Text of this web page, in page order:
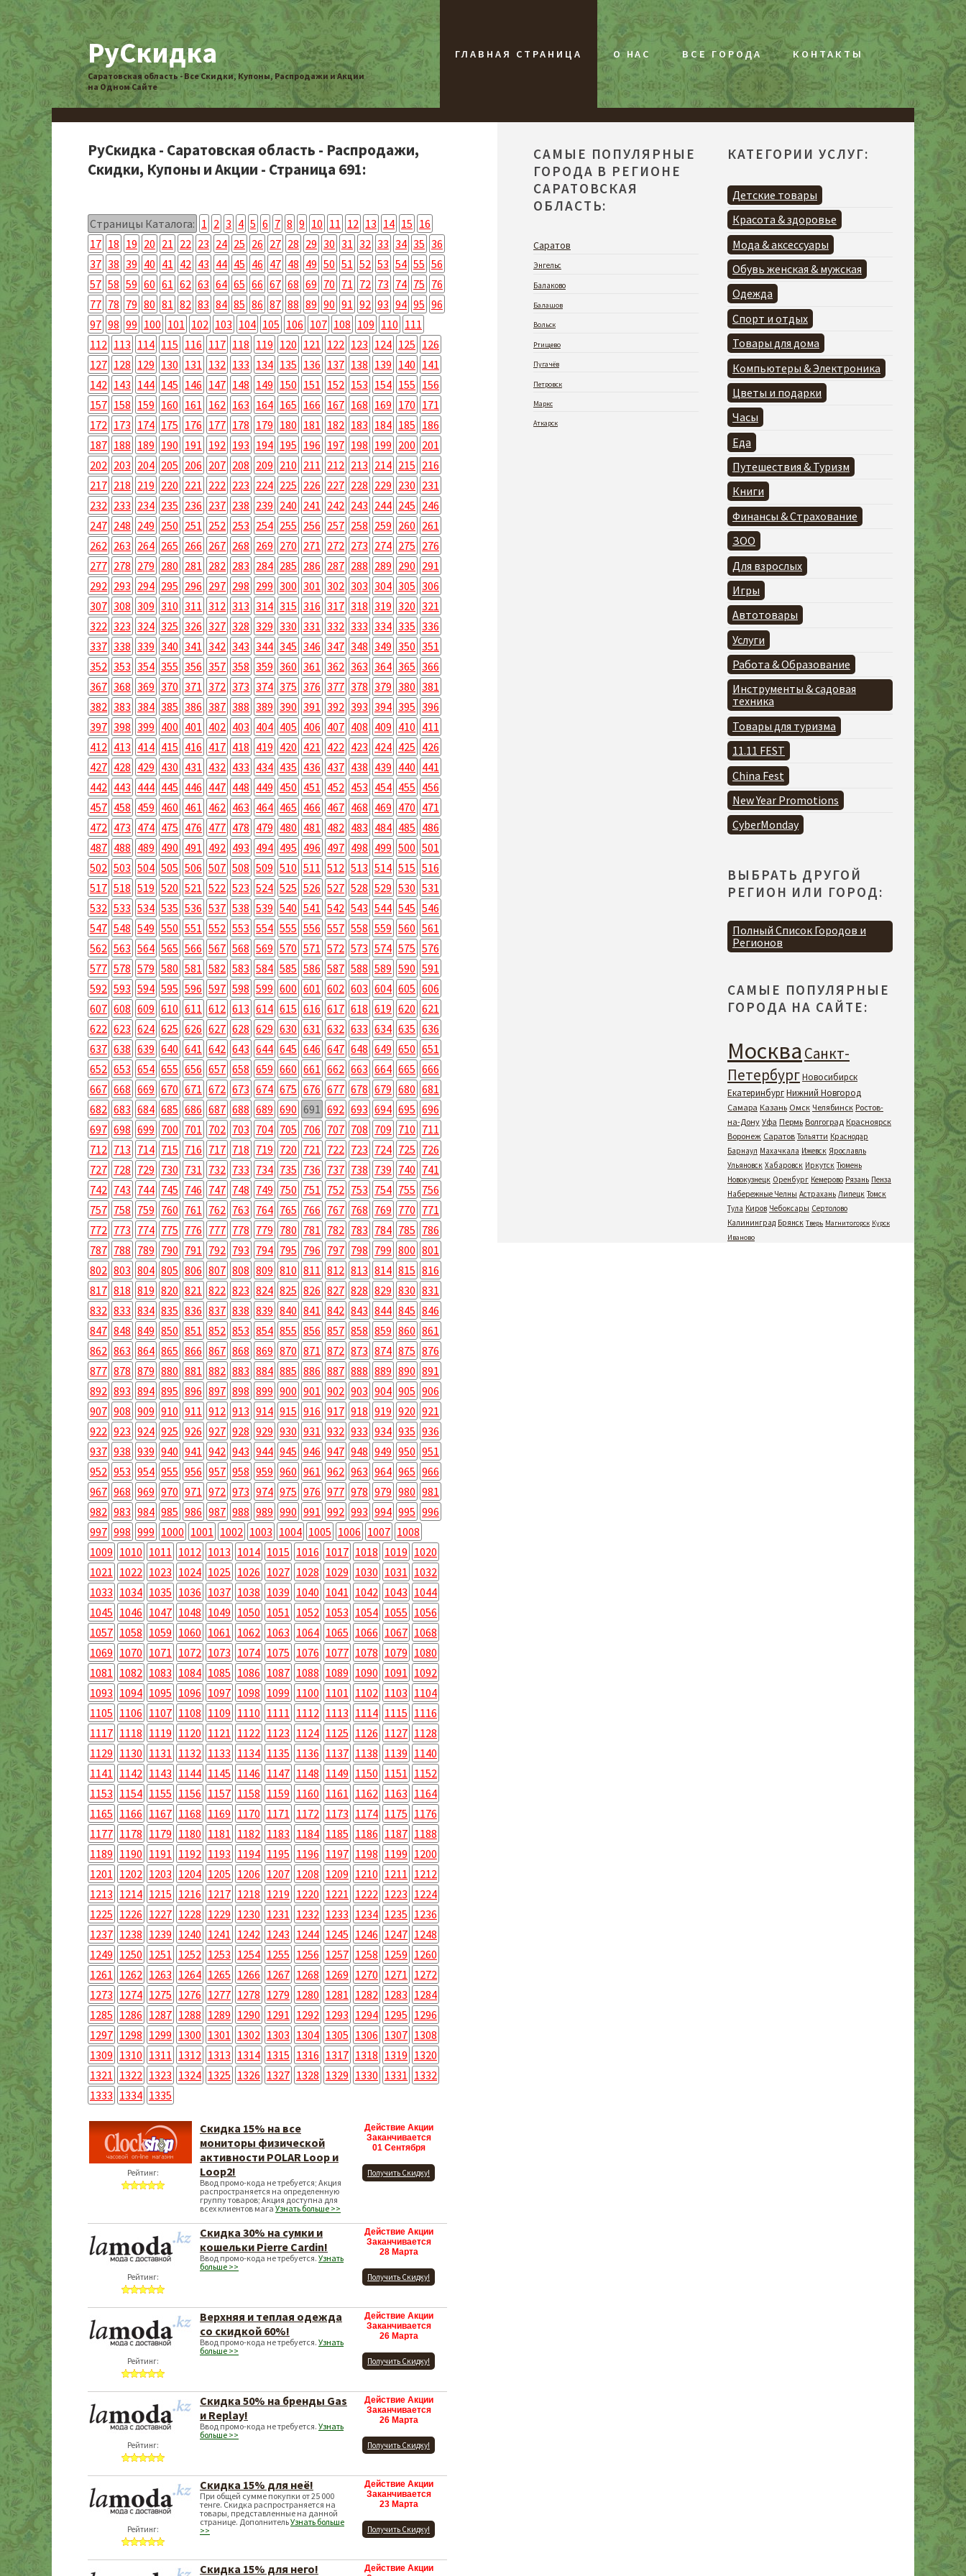
РуСкидка
Саратовская область - Все Скидки, Купоны, Распродажи и Акции
на Одном Сайте
ГЛАВНАЯ СТРАНИЦА О НАС ВСЕ ГОРОДА КОНТАКТЫ
РуСкидка - Саратовская область - Распродажи,
Скидки, Купоны и Акции - Страница 691:
Страницы Каталога: 1 2 3 4 5 6 7 8 9 10 11 12 13 14 15 16
17 18 19 20 21 22 23 24 25 26 27 28 29 30 31 32 33 34 35 36
37 38 39 40 41 42 43 44 45 46 47 48 49 50 51 52 53 54 55 56
57 58 59 60 61 62 63 64 65 66 67 68 69 70 71 72 73 74 75 76
77 78 79 80 81 82 83 84 85 86 87 88 89 90 91 92 93 94 95 96
97 98 99 100 101 102 103 104 105 106 107 108 109 110 111
112 113 114 115 116 117 118 119 120 121 122 123 124 125 126
127 128 129 130 131 132 133 134 135 136 137 138 139 140 141
142 143 144 145 146 147 148 149 150 151 152 153 154 155 156
157 158 159 160 161 162 163 164 165 166 167 168 169 170 171
172 173 174 175 176 177 178 179 180 181 182 183 184 185 186
187 188 189 190 191 192 193 194 195 196 197 198 199 200 201
202 203 204 205 206 207 208 209 210 211 212 213 214 215 216
217 218 219 220 221 222 223 224 225 226 227 228 229 230 231
232 233 234 235 236 237 238 239 240 241 242 243 244 245 246
247 248 249 250 251 252 253 254 255 256 257 258 259 260 261
262 263 264 265 266 267 268 269 270 271 272 273 274 275 276
277 278 279 280 281 282 283 284 285 286 287 288 289 290 291
292 293 294 295 296 297 298 299 300 301 302 303 304 305 306
307 308 309 310 311 312 313 314 315 316 317 318 319 320 321
322 323 324 325 326 327 328 329 330 331 332 333 334 335 336
337 338 339 340 341 342 343 344 345 346 347 348 349 350 351
352 353 354 355 356 357 358 359 360 361 362 363 364 365 366
367 368 369 370 371 372 373 374 375 376 377 378 379 380 381
382 383 384 385 386 387 388 389 390 391 392 393 394 395 396
397 398 399 400 401 402 403 404 405 406 407 408 409 410 411
412 413 414 415 416 417 418 419 420 421 422 423 424 425 426
427 428 429 430 431 432 433 434 435 436 437 438 439 440 441
442 443 444 445 446 447 448 449 450 451 452 453 454 455 456
457 458 459 460 461 462 463 464 465 466 467 468 469 470 471
472 473 474 475 476 477 478 479 480 481 482 483 484 485 486
487 488 489 490 491 492 493 494 495 496 497 498 499 500 501
502 503 504 505 506 507 508 509 510 511 512 513 514 515 516
517 518 519 520 521 522 523 524 525 526 527 528 529 530 531
532 533 534 535 536 537 538 539 540 541 542 543 544 545 546
547 548 549 550 551 552 553 554 555 556 557 558 559 560 561
562 563 564 565 566 567 568 569 570 571 572 573 574 575 576
577 578 579 580 581 582 583 584 585 586 587 588 589 590 591
592 593 594 595 596 597 598 599 600 601 602 603 604 605 606
607 608 609 610 611 612 613 614 615 616 617 618 619 620 621
622 623 624 625 626 627 628 629 630 631 632 633 634 635 636
637 638 639 640 641 642 643 644 645 646 647 648 649 650 651
652 653 654 655 656 657 658 659 660 661 662 663 664 665 666
667 668 669 670 671 672 673 674 675 676 677 678 679 680 681
682 683 684 685 686 687 688 689 690 691 692 693 694 695 696
697 698 699 700 701 702 703 704 705 706 707 708 709 710 711
712 713 714 715 716 717 718 719 720 721 722 723 724 725 726
727 728 729 730 731 732 733 734 735 736 737 738 739 740 741
742 743 744 745 746 747 748 749 750 751 752 753 754 755 756
757 758 759 760 761 762 763 764 765 766 767 768 769 770 771
772 773 774 775 776 777 778 779 780 781 782 783 784 785 786
787 788 789 790 791 792 793 794 795 796 797 798 799 800 801
802 803 804 805 806 807 808 809 810 811 812 813 814 815 816
817 818 819 820 821 822 823 824 825 826 827 828 829 830 831
832 833 834 835 836 837 838 839 840 841 842 843 844 845 846
847 848 849 850 851 852 853 854 855 856 857 858 859 860 861
862 863 864 865 866 867 868 869 870 871 872 873 874 875 876
877 878 879 880 881 882 883 884 885 886 887 888 889 890 891
892 893 894 895 896 897 898 899 900 901 902 903 904 905 906
907 908 909 910 911 912 913 914 915 916 917 918 919 920 921
922 923 924 925 926 927 928 929 930 931 932 933 934 935 936
937 938 939 940 941 942 943 944 945 946 947 948 949 950 951
952 953 954 955 956 957 958 959 960 961 962 963 964 965 966
967 968 969 970 971 972 973 974 975 976 977 978 979 980 981
982 983 984 985 986 987 988 989 990 991 992 993 994 995 996
997 998 999 1000 1001 1002 1003 1004 1005 1006 1007 1008
1009 1010 1011 1012 1013 1014 1015 1016 1017 1018 1019 1020
1021 1022 1023 1024 1025 1026 1027 1028 1029 1030 1031 1032
1033 1034 1035 1036 1037 1038 1039 1040 1041 1042 1043 1044
1045 1046 1047 1048 1049 1050 1051 1052 1053 1054 1055 1056
1057 1058 1059 1060 1061 1062 1063 1064 1065 1066 1067 1068
1069 1070 1071 1072 1073 1074 1075 1076 1077 1078 1079 1080
1081 1082 1083 1084 1085 1086 1087 1088 1089 1090 1091 1092
1093 1094 1095 1096 1097 1098 1099 1100 1101 1102 1103 1104
1105 1106 1107 1108 1109 1110 1111 1112 1113 1114 1115 1116
1117 1118 1119 1120 1121 1122 1123 1124 1125 1126 1127 1128
1129 1130 1131 1132 1133 1134 1135 1136 1137 1138 1139 1140
1141 1142 1143 1144 1145 1146 1147 1148 1149 1150 1151 1152
1153 1154 1155 1156 1157 1158 1159 1160 1161 1162 1163 1164
1165 1166 1167 1168 1169 1170 1171 1172 1173 1174 1175 1176
1177 1178 1179 1180 1181 1182 1183 1184 1185 1186 1187 1188
1189 1190 1191 1192 1193 1194 1195 1196 1197 1198 1199 1200
1201 1202 1203 1204 1205 1206 1207 1208 1209 1210 1211 1212
1213 1214 1215 1216 1217 1218 1219 1220 1221 1222 1223 1224
1225 1226 1227 1228 1229 1230 1231 1232 1233 1234 1235 1236
1237 1238 1239 1240 1241 1242 1243 1244 1245 1246 1247 1248
1249 1250 1251 1252 1253 1254 1255 1256 1257 1258 1259 1260
1261 1262 1263 1264 1265 1266 1267 1268 1269 1270 1271 1272
1273 1274 1275 1276 1277 1278 1279 1280 1281 1282 1283 1284
1285 1286 1287 1288 1289 1290 1291 1292 1293 1294 1295 1296
1297 1298 1299 1300 1301 1302 1303 1304 1305 1306 1307 1308
1309 1310 1311 1312 1313 1314 1315 1316 1317 1318 1319 1320
1321 1322 1323 1324 1325 1326 1327 1328 1329 1330 1331 1332
1333 1334 1335
Рейтинг:
Скидка 15% на все
мониторы физической
активности POLAR Loop и
Loop2!
Ввод промо-кода не требуется; Акция
распространяется на определенную
группу товаров; Акция доступна для
всех клиентов мага Узнать больше >>
Действие Акции
Заканчивается
01 Сентября
Получить Скидку!
Рейтинг:
Скидка 30% на сумки и
кошельки Pierre Cardin!
Ввод промо-кода не требуется. Узнать
больше >>
Действие Акции
Заканчивается
28 Марта
Получить Скидку!
Рейтинг:
Верхняя и теплая одежда
со скидкой 60%!
Ввод промо-кода не требуется. Узнать
больше >>
Действие Акции
Заканчивается
26 Марта
Получить Скидку!
Рейтинг:
Скидка 50% на бренды Gas
и Replay!
Ввод промо-кода не требуется. Узнать
больше >>
Действие Акции
Заканчивается
26 Марта
Получить Скидку!
Рейтинг:
Скидка 15% для неё!
При общей сумме покупки от 25 000
тенге. Скидка распространяется на
товары, представленные на данной
странице. ДополнительУзнать больше
>>
Действие Акции
Заканчивается
23 Марта
Получить Скидку!
Скидка 15% для него!
Действие Акции
САМЫЕ ПОПУЛЯРНЫЕ
ГОРОДА В РЕГИОНЕ
САРАТОВСКАЯ
ОБЛАСТЬ:
Саратов
Энгельс
Балаково
Балашов
Вольск
Ртищево
Пугачёв
Петровск
Маркс
Аткарск
КАТЕГОРИИ УСЛУГ:
Детские товары
Красота & здоровье
Мода & аксессуары
Обувь женская & мужская
Одежда
Спорт и отдых
Товары для дома
Компьютеры & Электроника
Цветы и подарки
Часы
Еда
Путешествия & Туризм
Книги
Финансы & Страхование
ЗОО
Для взрослых
Игры
Автотовары
Услуги
Работа & Образование
Инструменты & садовая
техника
Товары для туризма
11.11 FEST
China Fest
New Year Promotions
CyberMonday
ВЫБРАТЬ ДРУГОЙ
РЕГИОН ИЛИ ГОРОД:
Полный Список Городов и
Регионов
САМЫЕ ПОПУЛЯРНЫЕ
ГОРОДА НА САЙТЕ:
Москва Санкт-
ПетербургНовосибирск
ЕкатеринбургНижний Новгород
Самара Казань Омск Челябинск Ростов-
на-Дону Уфа Пермь Волгоград Красноярск
Воронеж Саратов Тольятти Краснодар
Барнаул Махачкала Ижевск Ярославль
Ульяновск Хабаровск Иркутск Тюмень
Новокузнецк Оренбург Кемерово Рязань Пенза
Набережные Челны Астрахань Липецк Томск
Тула Киров Чебоксары Сертолово
Калининград Брянск Тверь Магнитогорск Курск
Иваново